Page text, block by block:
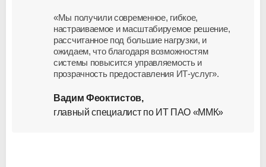
«Мы получили современное, гибкое,
настраиваемое и масштабируемое решение,
рассчитанное под большие нагрузки, и
ожидаем, что благодаря возможностям
системы повысится управляемость и
прозрачность предоставления ИТ-услуг».
Вадим Феоктистов,
главный специалист по ИТ ПАО «ММК»